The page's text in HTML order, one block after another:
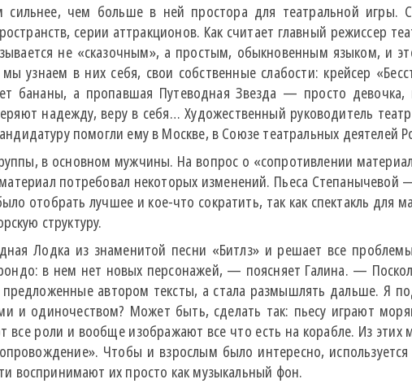
чем больше в ней простора для театральной игры.
серии аттракционов. Как считает главный режиссер
не «сказочным», а простым, обыкновенным языком, и
узнаем в них себя, свои собственные слабости: крейсер
бананы, а пропавшая Путеводная Звезда — просто девочка,
надежду, веру в себя… Художественный руководитель
помогли ему в Москве, в Союзе театральных деятелей
в основном мужчины. На вопрос о «сопротивлении
потребовал некоторых изменений. Пьеса Степанычевой
отобрать лучшее и кое-что сократить, так как спектакль для
структуру.
Лодка из знаменитой песни «Битлз» и решает все
в нем нет новых персонажей, — поясняет Галина. —
автором тексты, а стала размышлять дальше. Я
и одиночеством? Может быть, сделать так: пьесу играют
все роли и вообще изображают все что есть на корабле. Из
Чтобы и взрослым было интересно, используется
воспринимают их просто как музыкальный фон.